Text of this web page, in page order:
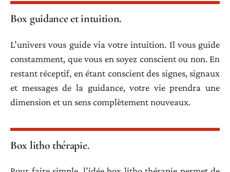
Box guidance et intuition.
L’univers vous guide via votre intuition. Il vous guide
constamment, que vous en soyez conscient ou non. En
restant réceptif, en étant conscient des signes, signaux
et messages de la guidance, votre vie prendra une
dimension et un sens complètement nouveaux.
Box litho thérapie.